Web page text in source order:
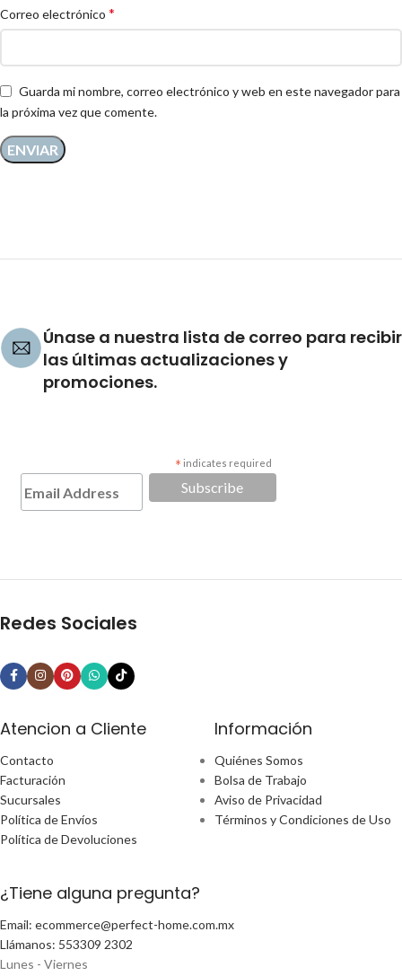
Correo electrónico *
Guarda mi nombre, correo electrónico y web en este navegador para
la próxima vez que comente.
Únase a nuestra lista de correo para recibir
las últimas actualizaciones y
promociones.
* indicates required
Redes Sociales
Atencion a Cliente
Contacto
Facturación
Sucursales
Política de Envíos
Política de Devoluciones
Información
Quiénes Somos
Bolsa de Trabajo
Aviso de Privacidad
Términos y Condiciones de Uso
¿Tiene alguna pregunta?
Email: ecommerce@perfect-home.com.mx
Llámanos: 553309 2302
Lunes - Viernes